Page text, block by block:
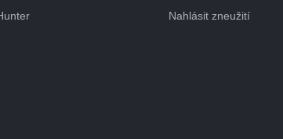
Nahlásit zneužití